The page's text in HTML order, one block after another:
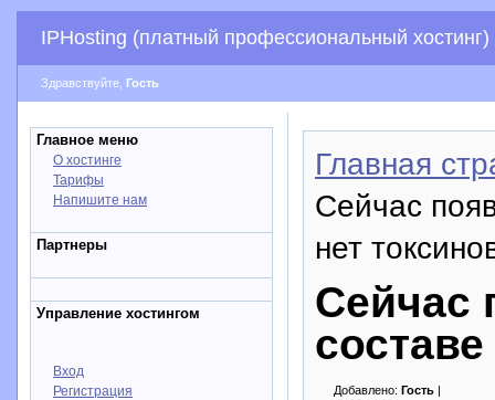
IPHosting (платный профессиональный хостинг)
Здравствуйте, Гость
Главное меню
О хостинге
Тарифы
Напишите нам
Партнеры
Управление хостингом
Вход
Регистрация
Главная
Сейчас
нет
Сейчас
Добавлено: Гость |